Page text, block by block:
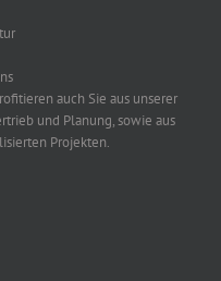
auch Sie aus unserer
und Planung, sowie aus
Projekten.